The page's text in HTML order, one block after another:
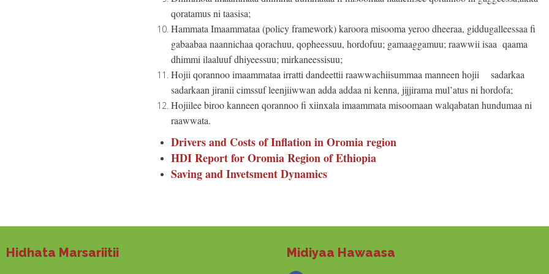
qoratamus ni taasisa;
Hammata Imaammataa (policy framework) karoora misooma yeroo dheeraa, giddugalleessaa fi
gabaabaa naannichaa qorachuu, qopheessuu, hordofuu; gamaaggamuu; raawwii isaa qaama
dhimmi ilaaluuf dhiyeessuu; mirkaneessisuu;
Hojii qorannoo imaammataa irratti dandeettii raawwachiisummaa manneen hojii sadarkaa
sadarkaan jiranii cimssuf leenjiiwwan adda addaa ni kenna, jijjirama mul’atus ni hordofa;
Hojiilee biroo kanneen qorannoo fi xiinxala imaammata misoomaan walqabatan hundumaa ni
raawwata.
Drivers and Costs of Inflation in Oromia region
HDI Report for Oromia Region of Ethiopia
Saving and Invetsment Dynamics
Hidhata Marsariitii Midiyaa Hawaasa